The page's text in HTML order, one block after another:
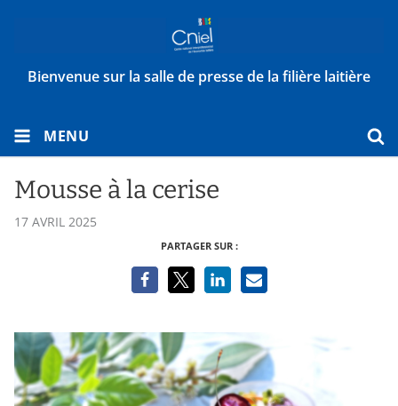
Bienvenue sur la salle de presse de la filière laitière
MENU
Mousse à la cerise
17 AVRIL 2025
PARTAGER SUR :